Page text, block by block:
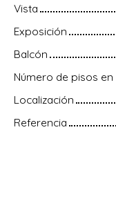
Vista
Exposición
Balcón
Número de pisos
Localización
Referencia